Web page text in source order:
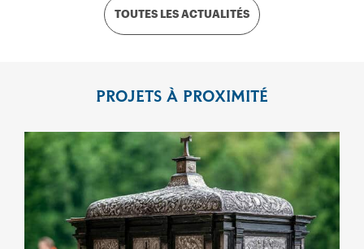
TOUTES LES ACTUALITÉS
PROJETS À PROXIMITÉ